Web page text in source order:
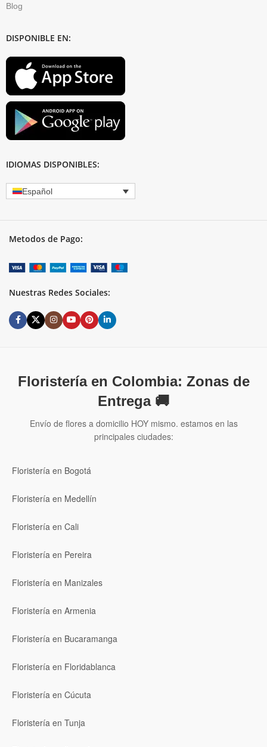
Blog
DISPONIBLE EN:
IDIOMAS DISPONIBLES:
Español
Metodos de Pago:
Nuestras Redes Sociales:
Floristería en Colombia: Zonas de
Entrega 🚚
Envío de flores a domicilio HOY mismo. estamos en las
principales ciudades:
Floristería en Bogotá
Floristería en Medellín
Floristería en Cali
Floristería en Pereira
Floristería en Manizales
Floristería en Armenia
Floristería en Bucaramanga
Floristería en Floridablanca
Floristería en Cúcuta
Floristería en Tunja